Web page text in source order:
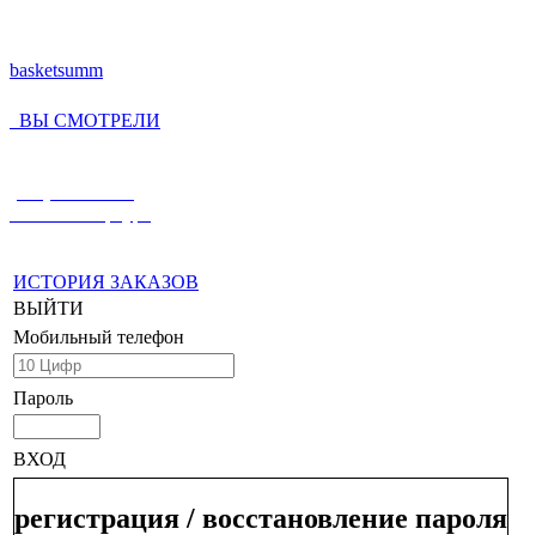
basketsumm
ВЫ СМОТРЕЛИ
ИСТОРИЯ ЗАКАЗОВ
ВЫЙТИ
Мобильный телефон
Пароль
ВХОД
регистрация / восстановление пароля